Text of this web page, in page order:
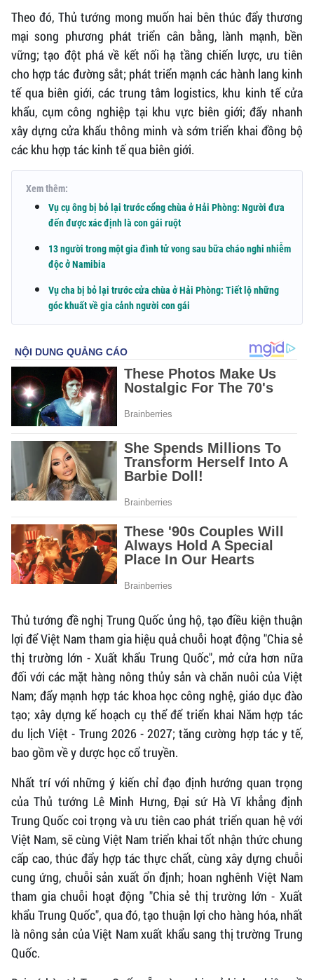
Theo đó, Thủ tướng mong muốn hai bên thúc đẩy thương
mại song phương phát triển cân bằng, lành mạnh, bền
vững; tạo đột phá về kết nối hạ tầng chiến lược, ưu tiên
cho hợp tác đường sắt; phát triển mạnh các hành lang kinh
tế qua biên giới, các trung tâm logistics, khu kinh tế cửa
khẩu, cụm công nghiệp tại khu vực biên giới; đẩy nhanh
xây dựng cửa khẩu thông minh và sớm triển khai đồng bộ
các khu hợp tác kinh tế qua biên giới.
Xem thêm:
Vụ cụ ông bị bỏ lại trước cổng chùa ở Hải Phòng: Người đưa
đến được xác định là con gái ruột
13 người trong một gia đình tử vong sau bữa cháo nghi nhiễm
độc ở Namibia
Vụ cha bị bỏ lại trước cửa chùa ở Hải Phòng: Tiết lộ những
góc khuất về gia cảnh người con gái
Thủ tướng đề nghị Trung Quốc ủng hộ, tạo điều kiện thuận
lợi để Việt Nam tham gia hiệu quả chuỗi hoạt động "Chia sẻ
thị trường lớn - Xuất khẩu Trung Quốc", mở cửa hơn nữa
đối với các mặt hàng nông thủy sản và chăn nuôi của Việt
Nam; đẩy mạnh hợp tác khoa học công nghệ, giáo dục đào
tạo; xây dựng kế hoạch cụ thể để triển khai Năm hợp tác
du lịch Việt - Trung 2026 - 2027; tăng cường hợp tác y tế,
bao gồm về y dược học cổ truyền.
Nhất trí với những ý kiến chỉ đạo định hướng quan trọng
của Thủ tướng Lê Minh Hưng, Đại sứ Hà Vĩ khẳng định
Trung Quốc coi trọng và ưu tiên cao phát triển quan hệ với
Việt Nam, sẽ cùng Việt Nam triển khai tốt nhận thức chung
cấp cao, thúc đẩy hợp tác thực chất, cùng xây dựng chuỗi
cung ứng, chuỗi sản xuất ổn định; hoan nghênh Việt Nam
tham gia chuỗi hoạt động "Chia sẻ thị trường lớn - Xuất
khẩu Trung Quốc", qua đó, tạo thuận lợi cho hàng hóa, nhất
là nông sản của Việt Nam xuất khẩu sang thị trường Trung
Quốc.